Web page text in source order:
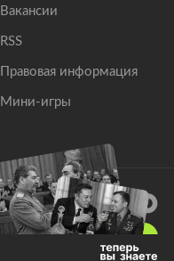
Вакансии
RSS
Правовая информация
Мини-игры